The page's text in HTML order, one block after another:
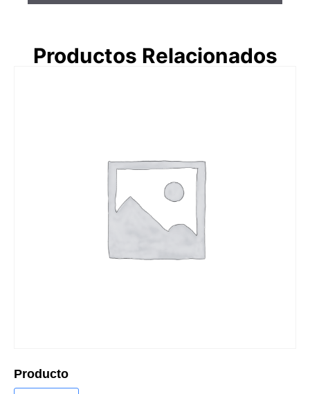
Productos Relacionados
Producto